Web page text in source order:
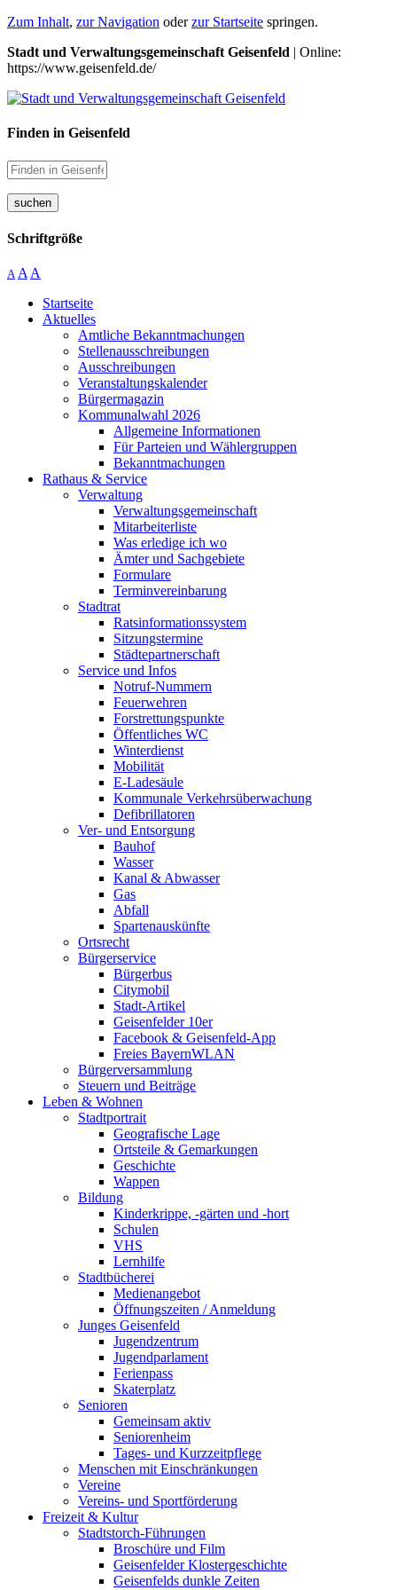
Zum Inhalt, zur Navigation oderzur Startseite springen.
Stadt und Verwaltungsgemeinschaft Geisenfeld | Online:
https://www.geisenfeld.de/
Finden in Geisenfeld
suchen
Schriftgröße
A A A
Startseite
Aktuelles
Amtliche Bekanntmachungen
Stellenausschreibungen
Ausschreibungen
Veranstaltungskalender
Bürgermagazin
Kommunalwahl 2026
Allgemeine Informationen
Für Parteien und Wählergruppen
Bekanntmachungen
Rathaus & Service
Verwaltung
Verwaltungsgemeinschaft
Mitarbeiterliste
Was erledige ich wo
Ämter und Sachgebiete
Formulare
Terminvereinbarung
Stadtrat
Ratsinformationssystem
Sitzungstermine
Städtepartnerschaft
Service und Infos
Notruf-Nummern
Feuerwehren
Forstrettungspunkte
Öffentliches WC
Winterdienst
Mobilität
E-Ladesäule
Kommunale Verkehrsüberwachung
Defibrillatoren
Ver- und Entsorgung
Bauhof
Wasser
Kanal & Abwasser
Gas
Abfall
Spartenauskünfte
Ortsrecht
Bürgerservice
Bürgerbus
Citymobil
Stadt-Artikel
Geisenfelder 10er
Facebook & Geisenfeld-App
Freies BayernWLAN
Bürgerversammlung
Steuern und Beiträge
Leben & Wohnen
Stadtportrait
Geografische Lage
Ortsteile & Gemarkungen
Geschichte
Wappen
Bildung
Kinderkrippe, -gärten und -hort
Schulen
VHS
Lernhilfe
Stadtbücherei
Medienangebot
Öffnungszeiten / Anmeldung
Junges Geisenfeld
Jugendzentrum
Jugendparlament
Ferienpass
Skaterplatz
Senioren
Gemeinsam aktiv
Seniorenheim
Tages- und Kurzzeitpflege
Menschen mit Einschränkungen
Vereine
Vereins- und Sportförderung
Freizeit & Kultur
Stadtstorch-Führungen
Broschüre und Film
Geisenfelder Klostergeschichte
Geisenfelds dunkle Zeiten